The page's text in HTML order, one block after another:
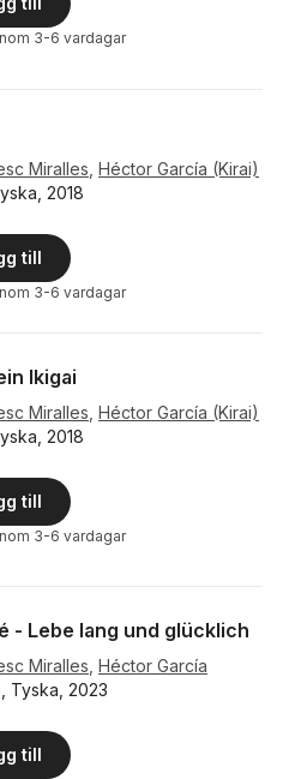
3-6 vardagar
Miralles Héctor García (Kirai)
2018
till
3-6 vardagar
Ikigai
Miralles Héctor García (Kirai)
2018
till
3-6 vardagar
- Lebe lang und glücklich
Miralles Héctor García
Tyska, 2023
till